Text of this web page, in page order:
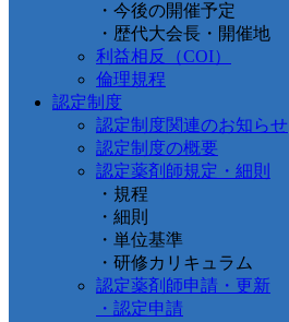
・今後の開催予定
・歴代大会長・開催地
利益相反（COI）
倫理規程
認定制度
認定制度関連のお知らせ
認定制度の概要
認定薬剤師規定・細則
・規程
・細則
・単位基準
・研修カリキュラム
認定薬剤師申請・更新
・認定申請